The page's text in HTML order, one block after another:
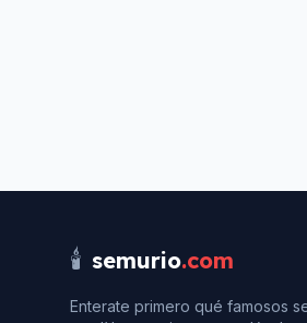
🕯️ semurio.com
Enterate primero qué famosos